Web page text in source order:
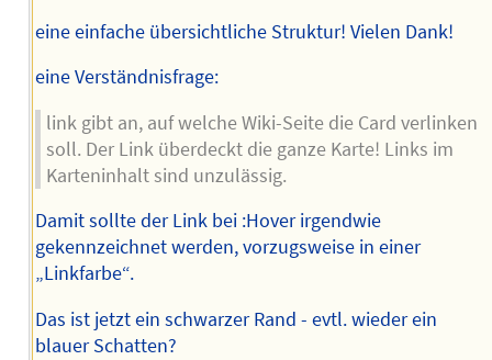
eine einfache übersichtliche Struktur! Vielen Dank!
eine Verständnisfrage:
link gibt an, auf welche Wiki-Seite die Card verlinken
soll. Der Link überdeckt die ganze Karte! Links im
Karteninhalt sind unzulässig.
Damit sollte der Link bei :Hover irgendwie
gekennzeichnet werden, vorzugsweise in einer
„Linkfarbe“.
Das ist jetzt ein schwarzer Rand - evtl. wieder ein
blauer Schatten?